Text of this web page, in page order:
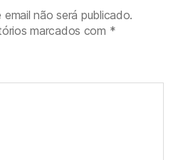
não será publicado.
marcados com *